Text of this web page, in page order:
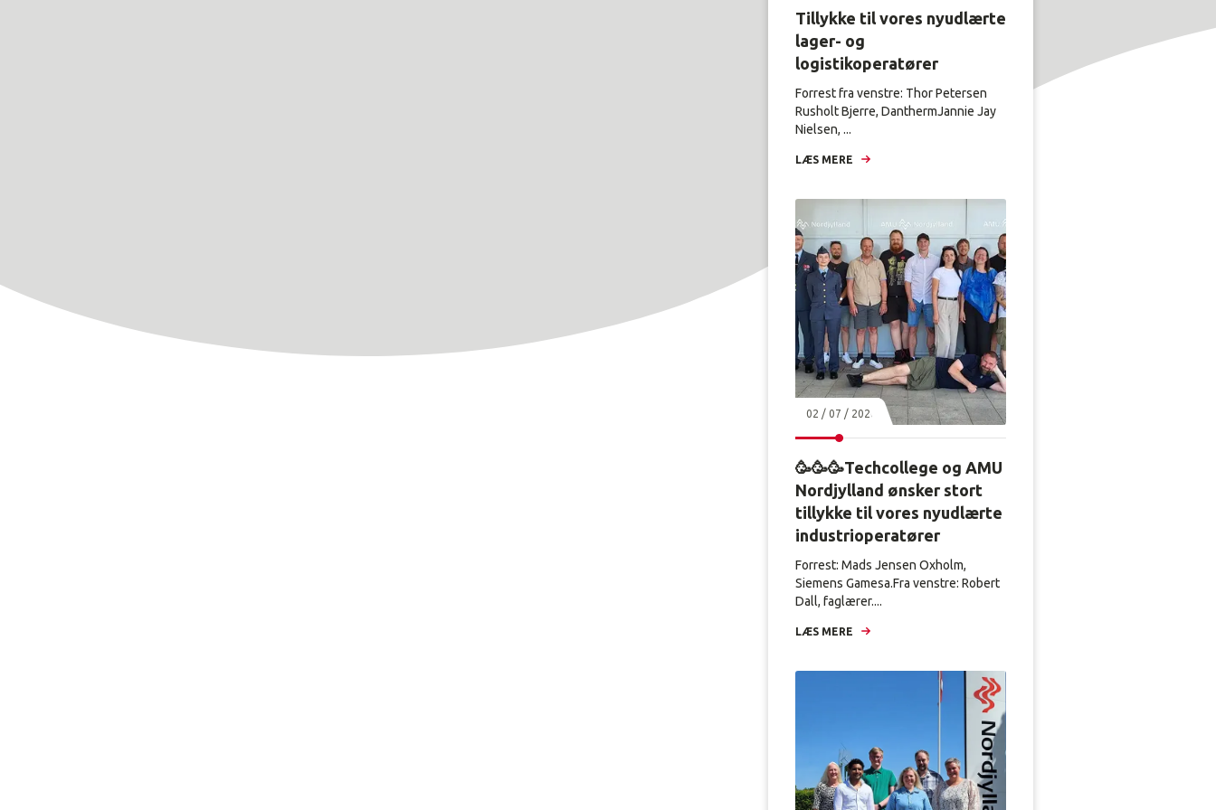
Tillykke til vores nyudlærte
lager- og
logistikoperatører
Forrest fra venstre: Thor Petersen
Rusholt Bjerre, DanthermJannie Jay
Nielsen, ...
LÆS MERE
02 / 07 / 2026
🥳🥳🥳Techcollege og AMU
Nordjylland ønsker stort
tillykke til vores nyudlærte
industrioperatører
Forrest: Mads Jensen Oxholm,
Siemens Gamesa.Fra venstre: Robert
Dall, faglærer....
LÆS MERE